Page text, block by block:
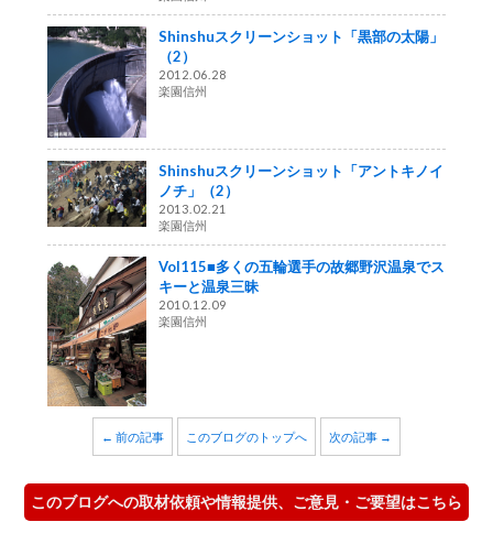
Shinshuスクリーンショット「黒部の太陽」
（2）
2012.06.28
楽園信州
Shinshuスクリーンショット「アントキノイ
ノチ」（2）
2013.02.21
楽園信州
Vol115■多くの五輪選手の故郷野沢温泉でス
キーと温泉三昧
2010.12.09
楽園信州
← 前の記事 このブログのトップへ 次の記事 →
このブログへの取材依頼や情報提供、ご意見・ご要望はこちら